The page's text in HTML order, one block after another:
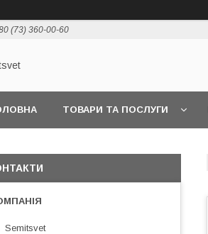
(73) 360-00-60
ТОВАРИ ТА ПОСЛУГИ
Semitsvet